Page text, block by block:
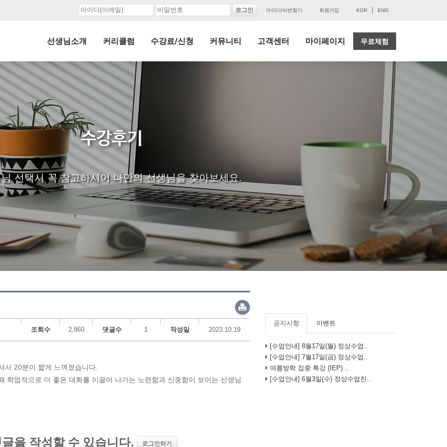
아이디/비번찾기 회원가입 KOR ENG
선생님소개 커리큘럼 수강료/신청 커뮤니티 고객센터 마이페이지 무료체험
수강후기
선택시 꼭 참고하시어 나만의 선생님을 찾아보세요.
조회수 2,860 댓글수 1 작성일 2023.10.19
서 20분이 짧게 느껴졌습니다.
학업적으로 더 좋은 대화를 이끌어 나가는 노련함과 신중함이 보이는 선생님
공지사항 이벤트
[수업안내] 8월17일(월) 정상수업..
[수업안내] 7월17일(금) 정상수업..
여름방학 집중 특강 (IEP) ..
[수업안내] 6월3일(수) 정상수업진..